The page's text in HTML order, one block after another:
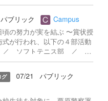
・犯罪：刃
ながら、警戒を促しまし
ーでは安全確保を最優先に
雷：雷が来たら木の下への
へ避難するよう指示があり
基準を超えた場合は屋外活
遠慮なく申し出るよう求め
付近でも目撃情報が増加し
ヶ月の夏休み
てほしいと思い...
込みを力強く語ってくれま
温かい拍手と声援が響き渡
も気合いが感じられまし
台で存分に発揮してきてく
います。頑張れ！
パブリック
Campus
の努力が実を結ぶ 〜賞状授
が行われ、以下の４部活動
／ ソフトテニス部 ／ ワ
ぞれの部が大会や発表の場
前で称えられました。代表
に、温かい拍手が送られま
り組みが形となった今回の
グ 07/21
パブリック